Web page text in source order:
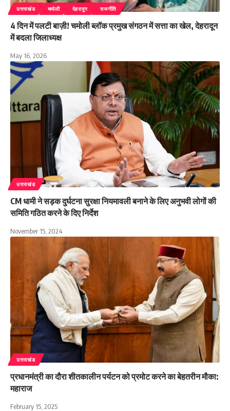
उत्तराखंड चमोली देहरादून राजनीति
4 दिन में पलटी बाज़ी! चमोली ब्लॉक प्रमुख संगठन में सत्ता का खेल, देहरादून
में बदला जिलाध्यक्ष
May 16, 2026
उत्तराखंड
CM धामी ने सड़क दुर्घटना सुरक्षा नियमावली बनाने के लिए अनुभवी लोगों की
समिति गठित करने के दिए निर्देश
November 15, 2024
उत्तराखंड
प्रधानमंत्री का दौरा शीतकालीन पर्यटन को प्रमोट करने का बेहतरीन मौका:
महाराज
February 15, 2025